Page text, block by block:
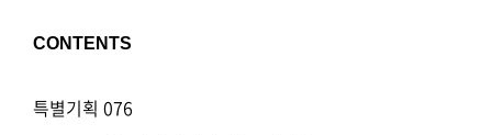
CONTENTS
특별기획 076